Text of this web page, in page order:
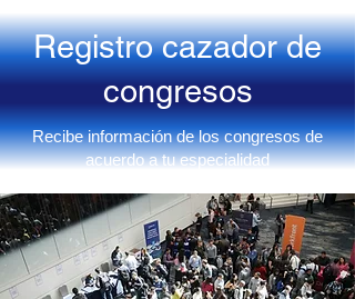
Registro cazador de
congresos
Recibe información de los congresos de
acuerdo a tu especialidad